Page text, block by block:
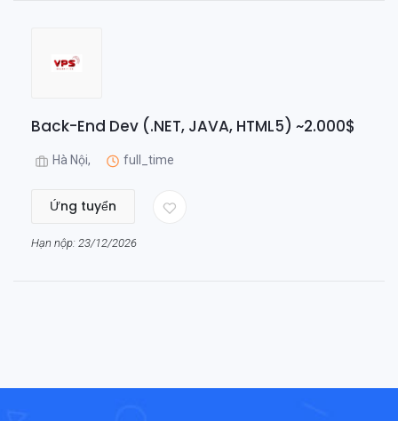
Back-End Dev (.NET, JAVA, HTML5) ~2.000$
Hà Nội, full_time
Ứng tuyển
Hạn nộp: 23/12/2026